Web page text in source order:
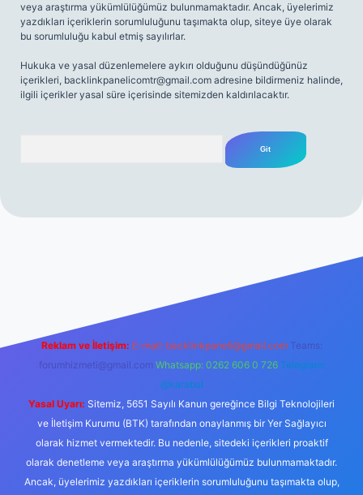
veya araştırma yükümlülüğümüz bulunmamaktadır. Ancak, üyelerimiz
yazdıkları içeriklerin sorumluluğunu taşımakta olup, siteye üye olarak
bu sorumluluğu kabul etmiş sayılırlar.
Hukuka ve yasal düzenlemelere aykırı olduğunu düşündüğünüz
içerikleri, backlinkpanelicomtr@gmail.com adresine bildirmeniz halinde,
ilgili içerikler yasal süre içerisinde sitemizden kaldırılacaktır.
Reklam ve İletişim: E-mail: backlinkpaneli@gmail.com Teams:
forumhizmeti@gmail.com Whatsapp: 0262 606 0 726 Telegram:
@karabul
Yasal Uyarı: Sitemiz, 5651 Sayılı Kanun gereğince Bilgi Teknolojileri
ve İletişim Kurumu (BTK) tarafından onaylanmış bir Yer Sağlayıcı
olarak hizmet vermektedir. Bu nedenle, sitedeki içerikleri proaktif
olarak denetleme veya araştırma yükümlülüğümüz bulunmamaktadır.
Ancak, üyelerimiz yazdıkları içeriklerin sorumluluğunu taşımakta olup,